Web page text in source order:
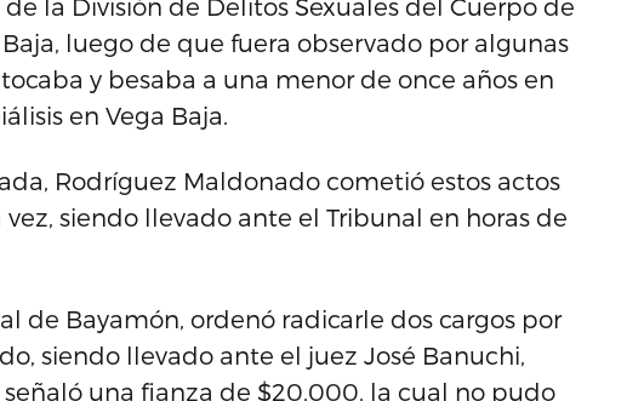
la División de Delitos Sexuales del Cuerpo de
luego de que fuera observado por algunas
y besaba a una menor de once años en
en Vega Baja.
Rodríguez Maldonado cometió estos actos
siendo llevado ante el Tribunal en horas de
de Bayamón, ordenó radicarle dos cargos por
siendo llevado ante el juez José Banuchi,
una fianza de $20,000, la cual no pudo